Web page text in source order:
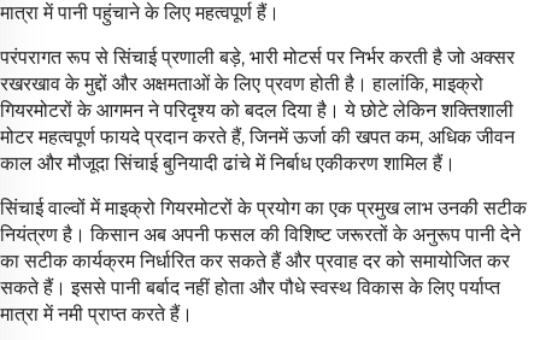
मात्रा में पानी पहुंचाने के लिए महत्वपूर्ण हैं।
परंपरागत रूप से सिंचाई प्रणाली बड़े, भारी मोटर्स पर निर्भर करती है जो अक्सर
रखरखाव के मुद्दों और अक्षमताओं के लिए प्रवण होती है। हालांकि, माइक्रो
गियरमोटरों के आगमन ने परिदृश्य को बदल दिया है। ये छोटे लेकिन शक्तिशाली
मोटर महत्वपूर्ण फायदे प्रदान करते हैं, जिनमें ऊर्जा की खपत कम, अधिक जीवन
काल और मौजूदा सिंचाई बुनियादी ढांचे में निर्बाध एकीकरण शामिल हैं।
सिंचाई वाल्वों में माइक्रो गियरमोटरों के प्रयोग का एक प्रमुख लाभ उनकी सटीक
नियंत्रण है। किसान अब अपनी फसल की विशिष्ट जरूरतों के अनुरूप पानी देने
का सटीक कार्यक्रम निर्धारित कर सकते हैं और प्रवाह दर को समायोजित कर
सकते हैं। इससे पानी बर्बाद नहीं होता और पौधे स्वस्थ विकास के लिए पर्याप्त
मात्रा में नमी प्राप्त करते हैं।